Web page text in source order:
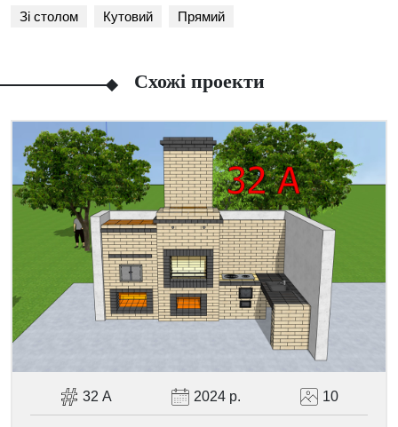
Facebook
ViberTelegramWhatsApp
Pinterest
Зі столом Кутовий Прямий
Схожі проекти
32 А 2024 р. 10